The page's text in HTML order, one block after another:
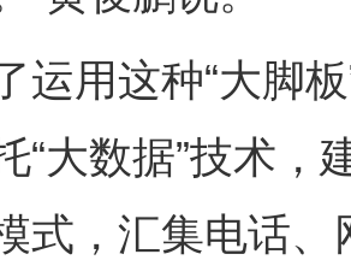
用这种“大脚板
“大数据”技术
式，汇集电话